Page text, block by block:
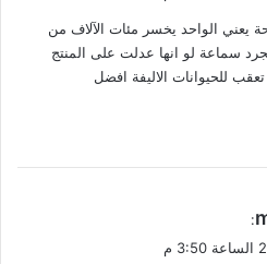
يعني الواحد يخسر مئات الآلاف من
سماعة لو انها عدلت على المنتج
للحيوانات الاليفة افضل
: